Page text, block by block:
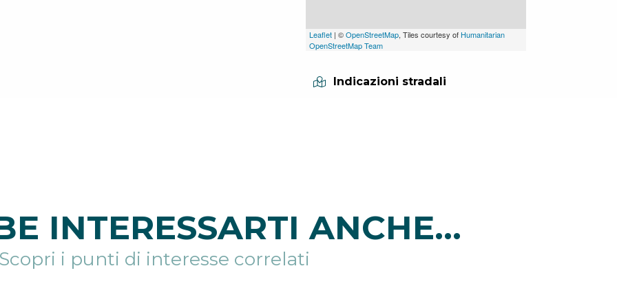
Leaflet | ©OpenStreetMap, Tiles courtesy of Humanitarian
OpenStreetMap Team
Indicazioni stradali
INTERESSARTI ANCHE...
Scopri i punti di interesse correlati